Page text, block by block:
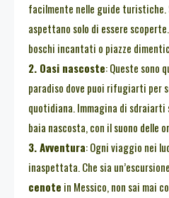
facilmente nelle guide turistiche.
aspettano solo di essere
boschi incantati o piazze
2. Oasi nascoste: Queste sono
paradiso dove puoi rifugiarti per
quotidiana. Immagina di sdraiarti
baia nascosta, con il suono delle
3. Avventura: Ogni viaggio nei
inaspettata. Che sia
cenote in Messico, non sai mai